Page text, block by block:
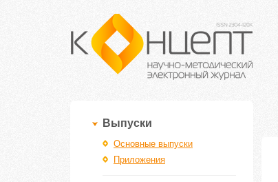
Выпуски
Основные выпуски
Приложения